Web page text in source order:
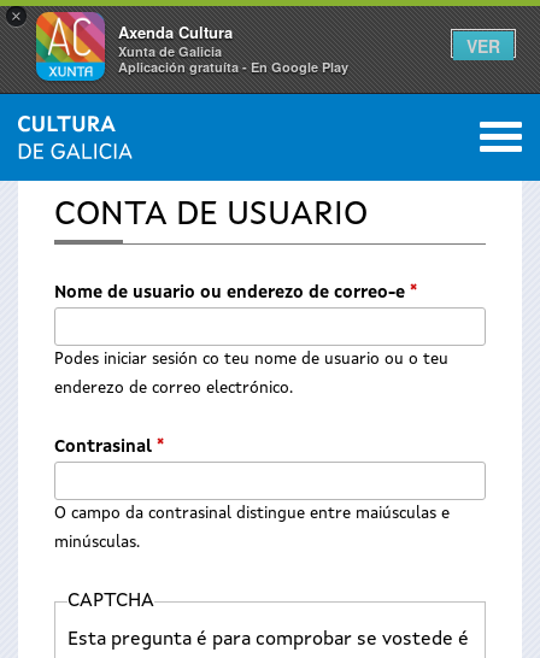
×
Axenda Cultura
Xunta de Galicia
Aplicación gratuíta - En Google Play
VER
Vostede
está
aquí
INICIO 0
CONTA DE USUARIO
Nome de usuario ou enderezo de correo-e *
Podes iniciar sesión co teu nome de usuario ou o teu
enderezo de correo electrónico.
Contrasinal *
O campo da contrasinal distingue entre maiúsculas e
minúsculas.
CAPTCHA
Esta pregunta é para comprobar se vostede é